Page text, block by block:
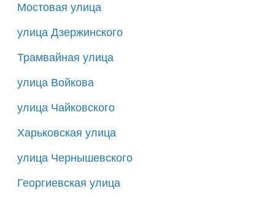
Мостовая улица
улица Дзержинского
Трамвайная улица
улица Войкова
улица Чайковского
Харьковская улица
улица Чернышевского
Георгиевская улица